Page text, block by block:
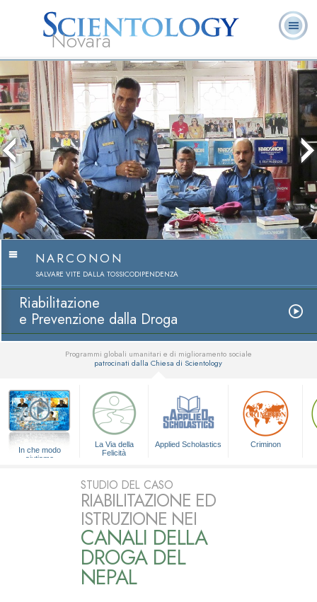
Novara
L. Ron Hubbard:
Fondatore
Che cos’è
Scientology?
Ministri
Volontari
Domande
ricorrenti
Libri
The media could not be
because the server or
because the format is
NARCONON
SALVARE VITE DALLA TOSSICODIPENDENZA
Riabilitazione
e Prevenzione dalla Droga
Programmi globali umanitari e di miglioramento sociale
patrocinati dalla Chiesa di Scientology
In che modo
aiutiamo
La Via della
Felicità
Applied Scholastics Criminon
STUDIO DEL CASO
RIABILITAZIONE ED
ISTRUZIONE NEI
CANALI DELLA
DROGA DEL
NEPAL